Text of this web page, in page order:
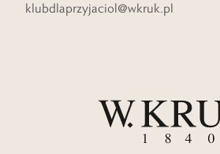
klubdlaprzyjaciol@wkruk.pl